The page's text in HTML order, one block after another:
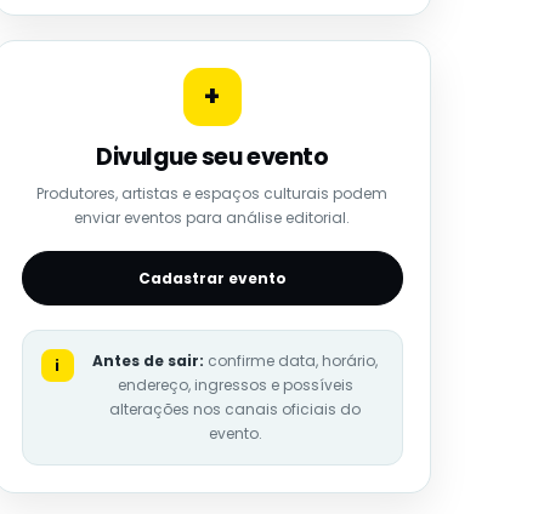
+
Divulgue seu evento
Produtores, artistas e espaços culturais podem
enviar eventos para análise editorial.
Cadastrar evento
i Antes de sair: confirme data, horário,
endereço, ingressos e possíveis
alterações nos canais oficiais do
evento.